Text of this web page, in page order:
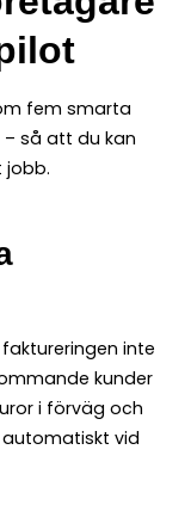
fem smarta
så att du kan
jobb.
inte
kunder
i förväg och
vid